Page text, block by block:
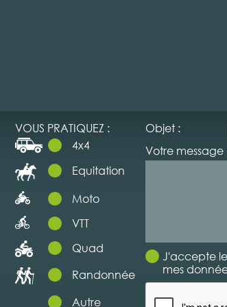
VOUS PRATIQUEZ :
4x4
Equitation
Moto
VTT
Quad
Randonnée
Autre
Objet :
Votre message
J'accepte
mes